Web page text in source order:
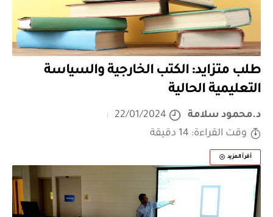
طلب متزايد: الكتب الخارجية والسياسة
التعليمية الحالية
د.محمود سلامة
22/01/2024
وقت القراءة: 14 دقيقة
أقرأ المزيد